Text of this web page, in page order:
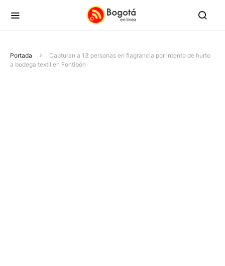
Portada
Capturan a 13 personas en flagrancia por intento de hurto
a bodega textil en Fontibón